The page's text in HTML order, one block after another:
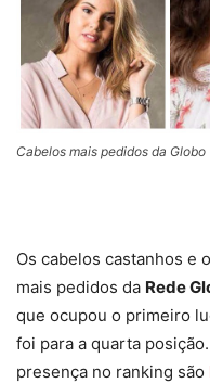
Cabelos mais pedidos da
Os cabelos castanhos e
mais pedidos da Rede
que ocupou o primeiro
foi para a quarta
presença no ranking são